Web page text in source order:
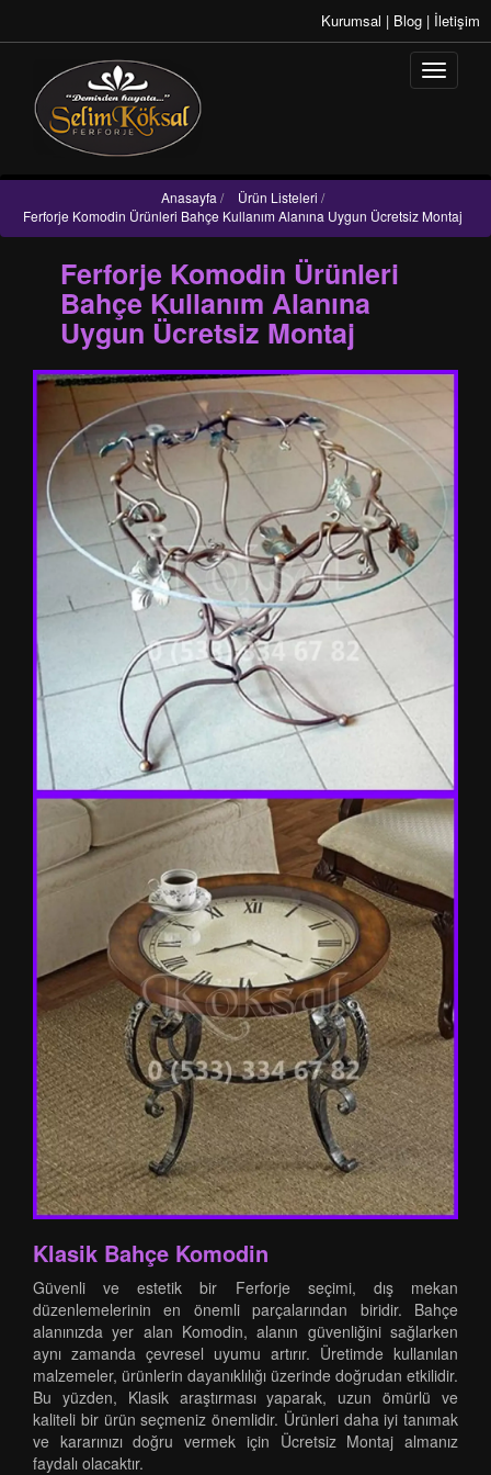
Kurumsal | Blog | İletişim
Anasayfa / Ürün Listeleri /
Ferforje Komodin Ürünleri Bahçe Kullanım Alanına Uygun Ücretsiz Montaj
Ferforje Komodin Ürünleri
Bahçe Kullanım Alanına
Uygun Ücretsiz Montaj
Klasik Bahçe Komodin
Güvenli ve estetik bir Ferforje seçimi, dış mekan
düzenlemelerinin en önemli parçalarından biridir. Bahçe
alanınızda yer alan Komodin, alanın güvenliğini sağlarken
aynı zamanda çevresel uyumu artırır. Üretimde kullanılan
malzemeler, ürünlerin dayanıklılığı üzerinde doğrudan etkilidir.
Bu yüzden, Klasik araştırması yaparak, uzun ömürlü ve
kaliteli bir ürün seçmeniz önemlidir. Ürünleri daha iyi tanımak
ve kararınızı doğru vermek için Ücretsiz Montaj almanız
faydalı olacaktır.